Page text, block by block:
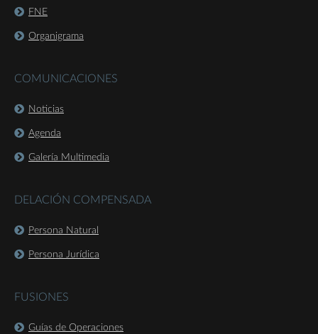
FNE
Organigrama
COMUNICACIONES
Noticias
Agenda
Galería Multimedia
DELACIÓN COMPENSADA
Persona Natural
Persona Jurídica
FUSIONES
Guías de Operaciones